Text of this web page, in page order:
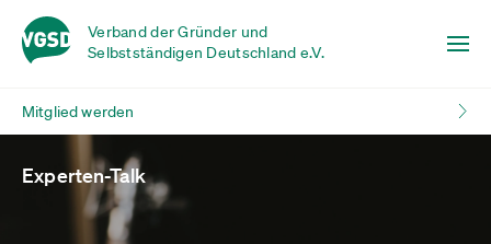
Verband der Gründer und
Selbstständigen Deutschland e.V.
Mitglied werden
Experten-Talk